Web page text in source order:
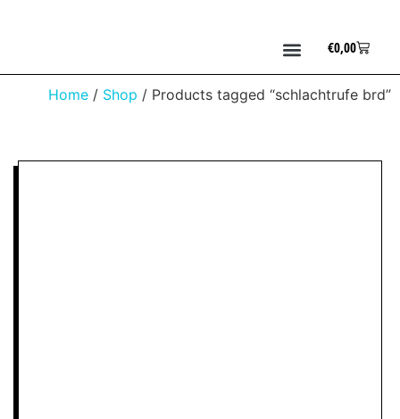
€0,00
Home / Shop / Products tagged “schlachtrufe brd”